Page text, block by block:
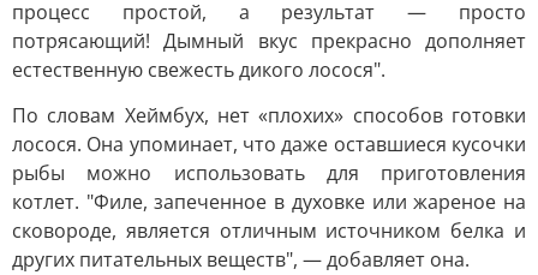
процесс простой, а результат — просто
потрясающий! Дымный вкус прекрасно дополняет
естественную свежесть дикого лосося".
По словам Хеймбух, нет «плохих» способов готовки
лосося. Она упоминает, что даже оставшиеся кусочки
рыбы можно использовать для приготовления
котлет. "Филе, запеченное в духовке или жареное на
сковороде, является отличным источником белка и
других питательных веществ", — добавляет она.